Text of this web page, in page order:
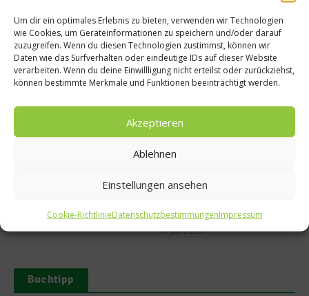
Um dir ein optimales Erlebnis zu bieten, verwenden wir Technologien
wie Cookies, um Geräteinformationen zu speichern und/oder darauf
zuzugreifen. Wenn du diesen Technologien zustimmst, können wir
Daten wie das Surfverhalten oder eindeutige IDs auf dieser Website
verarbeiten. Wenn du deine Einwillligung nicht erteilst oder zurückziehst,
können bestimmte Merkmale und Funktionen beeinträchtigt werden.
Akzeptieren
Ablehnen
Einstellungen ansehen
Cookie-RichtlinieDatenschutzbestimmungenImpressum
Ähnliche Beiträge
Tellersülze – Ein Rezept von
14. März 2026
Süße Erinnerung an Teneriffa:
Uruguayo
9. Juli 2025
Buchtipp